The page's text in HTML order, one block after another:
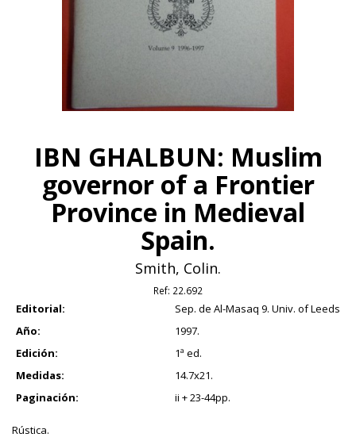
IBN GHALBUN: Muslim
governor of a Frontier
Province in Medieval
Spain.
Smith, Colin.
Ref: 22.692
Editorial:
Sep. de Al-Masaq 9. Univ. of Leeds
Año:
1997.
Edición:
1ª ed.
Medidas:
14.7x21.
Paginación:
ii + 23-44pp.
Rústica.